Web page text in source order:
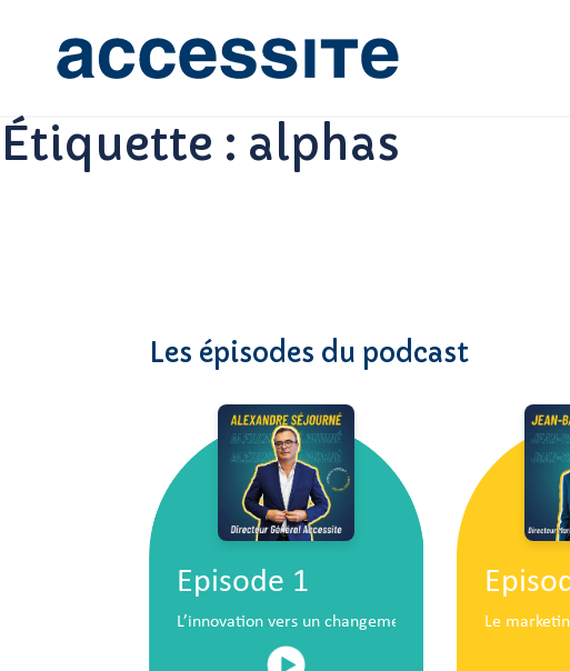
Étiquette : alphas
Les épisodes du podcast
Episode 1
L’innovation vers un changement de situation
Le